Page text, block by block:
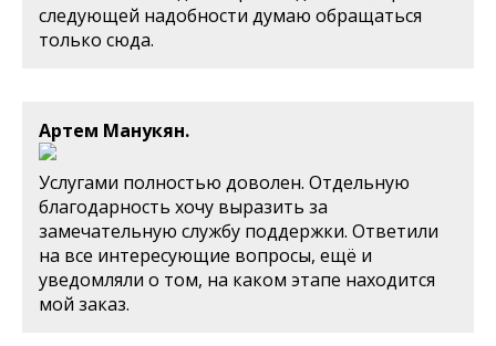
следующей надобности думаю обращаться
только сюда.
Артем Манукян.
Услугами полностью доволен. Отдельную
благодарность хочу выразить за
замечательную службу поддержки. Ответили
на все интересующие вопросы, ещё и
уведомляли о том, на каком этапе находится
мой заказ.